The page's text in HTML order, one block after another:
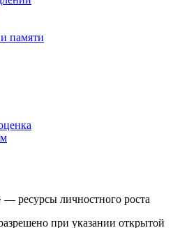
памяти
ресурсы личностного роста
при указании открытой